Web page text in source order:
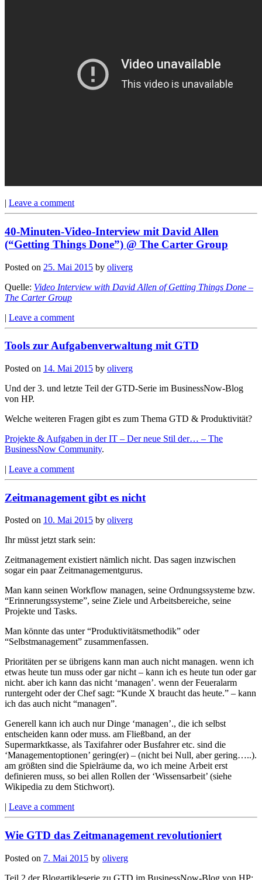
| Leave a comment
40-Minuten-Video-Interview mit David Allen
(“Getting Things Done”) @ The Carter Group
Posted on 25. Mai 2015 by oliverg
Quelle: Video Interview with David Allen of Getting Things Done –
The Carter Group
| Leave a comment
Tools zur Aufgabenverwaltung mit GTD
Posted on 14. Mai 2015 by oliverg
Und der 3. und letzte Teil der GTD-Serie im BusinessNow-Blog
von HP.
Welche weiteren Fragen gibt es zum Thema GTD & Produktivität?
Projekte & Aufgaben in der IT – Der neue Stil der… – The
BusinessNow Community.
| Leave a comment
Zeitmanagement gibt es nicht
Posted on 10. Mai 2015 by oliverg
Ihr müsst jetzt stark sein:
Zeitmanagement existiert nämlich nicht. Das sagen inzwischen
sogar ein paar Zeitmanagementgurus.
Man kann seinen Workflow managen, seine Ordnungssysteme bzw.
“Erinnerungssysteme”, seine Ziele und Arbeitsbereiche, seine
Projekte und Tasks.
Man könnte das unter “Produktivitätsmethodik” oder
“Selbstmanagement” zusammenfassen.
Prioritäten per se übrigens kann man auch nicht managen. wenn ich
etwas heute tun muss oder gar nicht – kann ich es heute tun oder gar
nicht. aber ich kann das nicht ‘managen’. wenn der Feueralarm
runtergeht oder der Chef sagt: “Kunde X braucht das heute.” – kann
ich das auch nicht “managen”.
Generell kann ich auch nur Dinge ‘managen’., die ich selbst
entscheiden kann oder muss. am Fließband, an der
Supermarktkasse, als Taxifahrer oder Busfahrer etc. sind die
‘Managementoptionen’ gering(er) – (nicht bei Null, aber gering…..).
am größten sind die Spielräume da, wo ich meine Arbeit erst
definieren muss, so bei allen Rollen der ‘Wissensarbeit’ (siehe
Wikipedia zu dem Stichwort).
| Leave a comment
Wie GTD das Zeitmanagement revolutioniert
Posted on 7. Mai 2015 by oliverg
Teil 2 der Blogartikleserie zu GTD im BusinessNow-Blog von HP: